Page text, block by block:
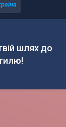
шлях до